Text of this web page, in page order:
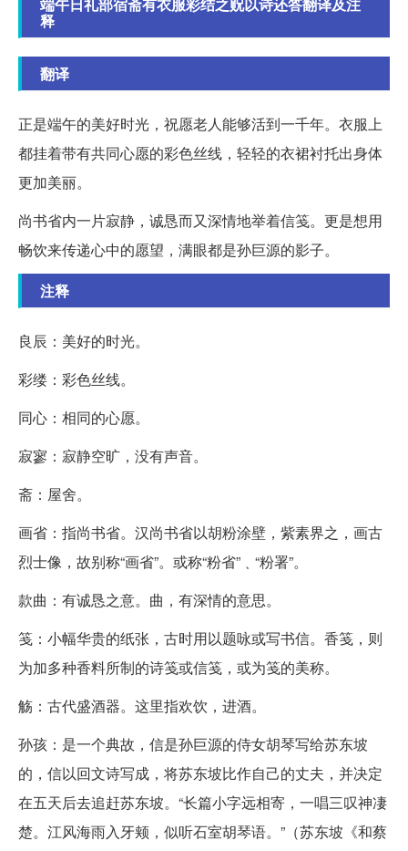
释
翻译
正是端午的美好时光，祝愿老人能够活到一千年。衣服上
都挂着带有共同心愿的彩色丝线，轻轻的衣裙衬托出身体
更加美丽。
尚书省内一片寂静，诚恳而又深情地举着信笺。更是想用
畅饮来传递心中的愿望，满眼都是孙巨源的影子。
注释
良辰：美好的时光。
彩缕：彩色丝线。
同心：相同的心愿。
寂寥：寂静空旷，没有声音。
斋：屋舍。
画省：指尚书省。汉尚书省以胡粉涂壁，紫素界之，画古
烈士像，故别称“画省”。或称“粉省”﹑“粉署”。
款曲：有诚恳之意。曲，有深情的意思。
笺：小幅华贵的纸张，古时用以题咏或写书信。香笺，则
为加多种香料所制的诗笺或信笺，或为笺的美称。
觞：古代盛酒器。这里指欢饮，进酒。
孙孩：是一个典故，信是孙巨源的侍女胡琴写给苏东坡
的，信以回文诗写成，将苏东坡比作自己的丈夫，并决定
在五天后去追赶苏东坡。“长篇小字远相寄，一唱三叹神凄
楚。江风海雨入牙颊，似听石室胡琴语。”（苏东坡《和蔡